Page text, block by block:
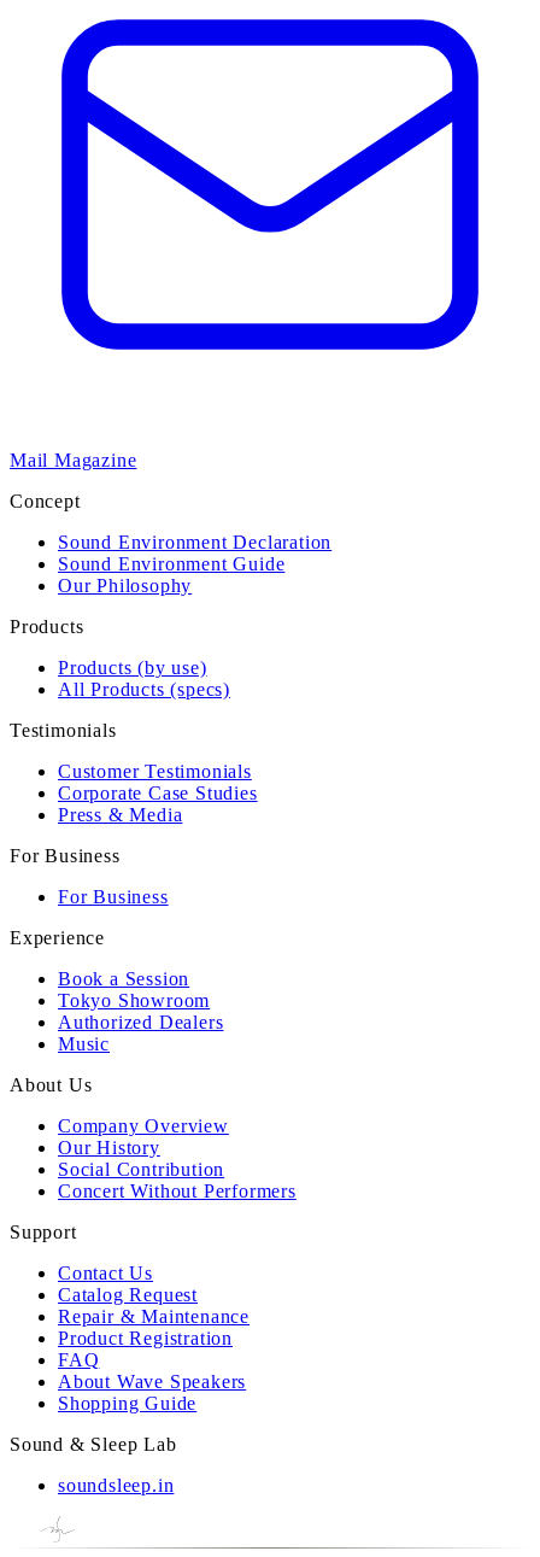
Mail Magazine
Concept
Sound Environment Declaration
Sound Environment Guide
Our Philosophy
Products
Products (by use)
All Products (specs)
Testimonials
Customer Testimonials
Corporate Case Studies
Press & Media
For Business
For Business
Experience
Book a Session
Tokyo Showroom
Authorized Dealers
Music
About Us
Company Overview
Our History
Social Contribution
Concert Without Performers
Support
Contact Us
Catalog Request
Repair & Maintenance
Product Registration
FAQ
About Wave Speakers
Shopping Guide
Sound & Sleep Lab
soundsleep.in